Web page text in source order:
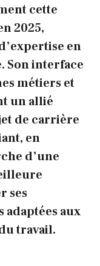
cette
2025,
en
Son interface
métiers et
un allié
de carrière
en
d’une
ses
aux
travail.